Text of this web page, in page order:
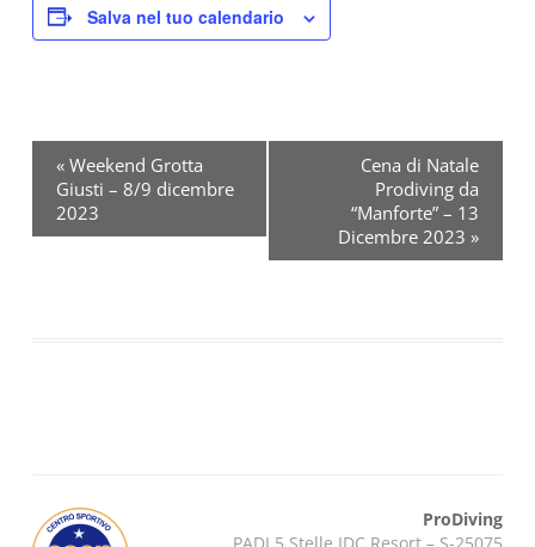
Salva nel tuo calendario
v
« Weekend Grotta
Giusti – 8/9 dicembre
2023
Cena di Natale
Prodiving da
“Manforte” – 13
Dicembre 2023 »
ProDiving